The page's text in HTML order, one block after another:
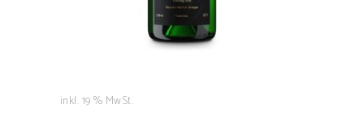
inkl. 19 % MwSt.